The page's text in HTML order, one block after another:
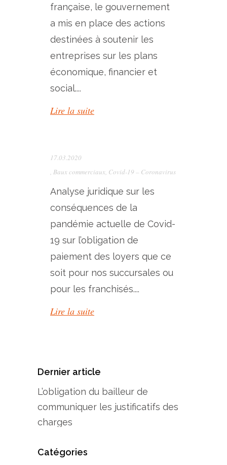
française, le gouvernement
a mis en place des actions
destinées à soutenir les
entreprises sur les plans
économique, financier et
social....
Lire la suite
17.03.2020
, Baux commerciaux, Covid-19 – Coronavirus
Analyse juridique sur les
conséquences de la
pandémie actuelle de Covid-
19 sur l’obligation de
paiement des loyers que ce
soit pour nos succursales ou
pour les franchisés....
Lire la suite
Dernier article
L’obligation du bailleur de
communiquer les justificatifs des
charges
Catégories